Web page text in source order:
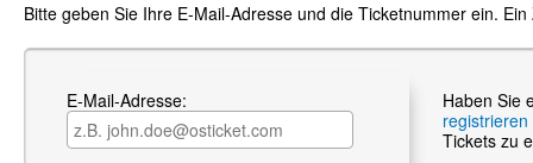
Bitte geben Sie Ihre E-Mail-Adresse und die Ticketnummer ein.
E-Mail-Adresse:
Haben Sie
Tickets zu